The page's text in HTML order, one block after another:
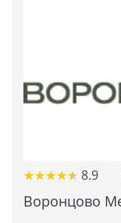
★★★★★
★★★★★ 8.9
Воронцово